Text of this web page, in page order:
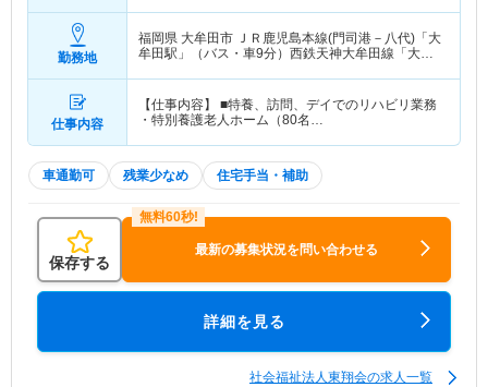
勤務地
福岡県 大牟田市
ＪＲ鹿児島本線(門司港－八代)「大
牟田駅」（バス・車9分）西鉄天神大牟田線「大牟
仕事内容
【仕事内容】 ■特養、訪問、デイでのリハビリ業務
・特別養護老人ホーム（80名…
車通勤可 残業少なめ 住宅手当・補助
保存する
最新の募集状況を問い合わせる
詳細を見る
社会福祉法人東翔会の求人一覧